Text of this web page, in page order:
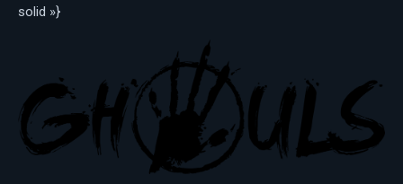
solid »}